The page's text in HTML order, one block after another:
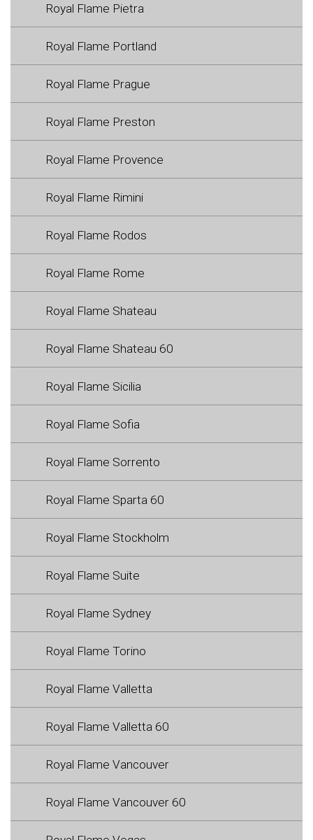
Royal Flame Pietra
Royal Flame Portland
Royal Flame Prague
Royal Flame Preston
Royal Flame Provence
Royal Flame Rimini
Royal Flame Rodos
Royal Flame Rome
Royal Flame Shateau
Royal Flame Shateau 60
Royal Flame Sicilia
Royal Flame Sofia
Royal Flame Sorrento
Royal Flame Sparta 60
Royal Flame Stockholm
Royal Flame Suite
Royal Flame Sydney
Royal Flame Torino
Royal Flame Valletta
Royal Flame Valletta 60
Royal Flame Vancouver
Royal Flame Vancouver 60